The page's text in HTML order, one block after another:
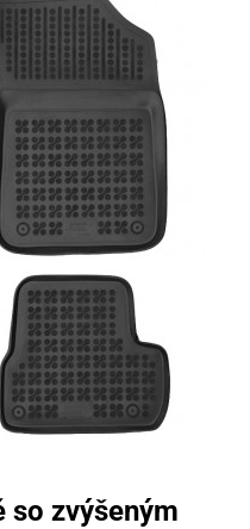
so zvýšeným